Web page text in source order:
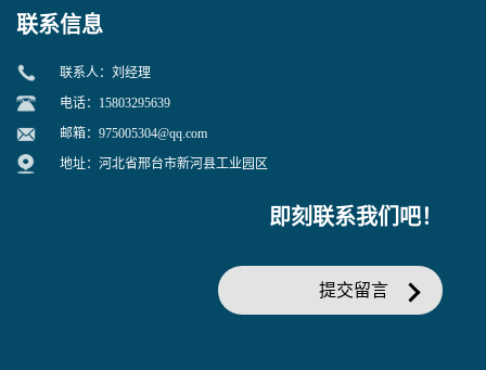
联系信息
联系人：刘经理
电话：15803295639
邮箱： 975005304@qq.com
地址：河北省邢台市新河县工业园区
即刻联系我们吧！
提交留言